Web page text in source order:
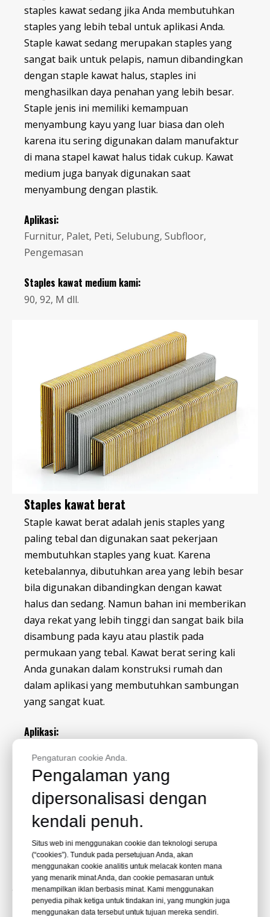
staples kawat sedang jika Anda membutuhkan
staples yang lebih tebal untuk aplikasi Anda.
Staple kawat sedang merupakan staples yang
sangat baik untuk pelapis, namun dibandingkan
dengan staple kawat halus, staples ini
menghasilkan daya penahan yang lebih besar.
Staple jenis ini memiliki kemampuan
menyambung kayu yang luar biasa dan oleh
karena itu sering digunakan dalam manufaktur
di mana stapel kawat halus tidak cukup. Kawat
medium juga banyak digunakan saat
menyambung dengan plastik.
Aplikasi:
Furnitur, Palet, Peti, Selubung, Subfloor,
Pengemasan
Staples kawat medium kami:
90, 92, M dll.
Staples kawat berat
Staple kawat berat adalah jenis staples yang
paling tebal dan digunakan saat pekerjaan
membutuhkan staples yang kuat. Karena
ketebalannya, dibutuhkan area yang lebih besar
bila digunakan dibandingkan dengan kawat
halus dan sedang. Namun bahan ini memberikan
daya rekat yang lebih tinggi dan sangat baik bila
disambung pada kayu atau plastik pada
permukaan yang tebal. Kawat berat sering kali
Anda gunakan dalam konstruksi rumah dan
dalam aplikasi yang membutuhkan sambungan
yang sangat kuat.
Aplikasi:
rumah, Pengemasan
Staples kawat berat kami:
N, 14, Q, BCS4, BCS2, GS16, GSW16 dll.
Pengukur Kawat
Ketebalan kawat stapel diukur dengan 'ukurannya.' Ini
adalah ukuran diameter kawat. Sistem identifikasi
kawat berdasarkan diameternya awalnya
Pengaturan cookie Anda.
Pengalaman yang
dipersonalisasi dengan
kendali penuh.
Situs web ini menggunakan cookie dan teknologi serupa
(“cookies”). Tunduk pada persetujuan Anda, akan
menggunakan cookie analitis untuk melacak konten mana
yang menarik minat Anda, dan cookie pemasaran untuk
menampilkan iklan berbasis minat. Kami menggunakan
penyedia pihak ketiga untuk tindakan ini, yang mungkin juga
menggunakan data tersebut untuk tujuan mereka sendiri.